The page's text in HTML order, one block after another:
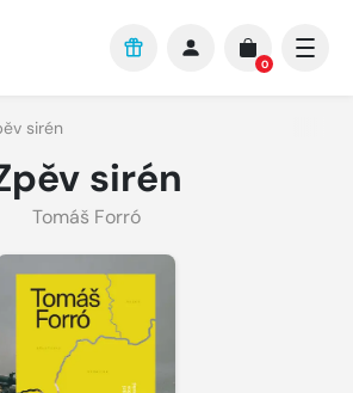
0
sirén
sirén
Tomáš Forró